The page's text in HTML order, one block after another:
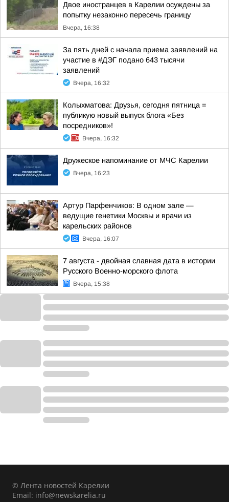
Двое иностранцев в Карелии осуждены за
попытку незаконно пересечь границу
Вчера, 16:38
За пять дней с начала приема заявлений на
участие в #ДЭГ подано 643 тысячи
заявлений
Вчера, 16:32
Колыхматова: Друзья, сегодня пятница =
публикую новый выпуск блога «Без
посредников»!
Вчера, 16:32
Дружеское напоминание от МЧС Карелии
Вчера, 16:23
Артур Парфенчиков: В одном зале —
ведущие генетики Москвы и врачи из
карельских районов
Вчера, 16:07
7 августа - двойная славная дата в истории
Русского Военно-морского флота
Вчера, 15:38
© Лента новостей Карелии
Email: info@newskarelia.ru